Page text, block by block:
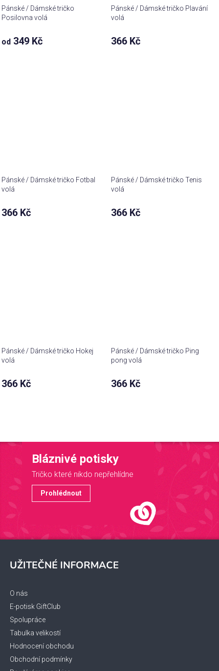
Pánské / Dámské tričko
Posilovna volá
od 349 Kč
Pánské / Dámské tričko Plavání
volá
366 Kč
Pánské / Dámské tričko Fotbal
volá
366 Kč
Pánské / Dámské tričko Tenis
volá
366 Kč
Pánské / Dámské tričko Hokej
volá
366 Kč
Pánské / Dámské tričko Ping
pong volá
366 Kč
Bláznivé potisky
Tričko které nikdo nepřehlídne
Prohlédnout
UŽITEČNÉ INFORMACE
O nás
E-potisk GiftClub
Spolupráce
Tabulka velikostí
Hodnocení obchodu
Obchodní podmínky